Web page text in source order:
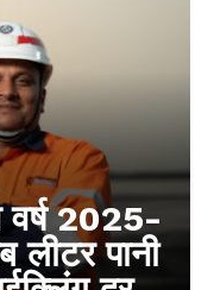
वर्ष 2025-
पानी